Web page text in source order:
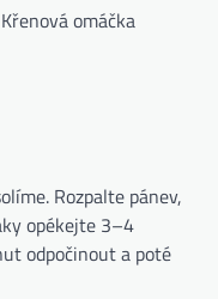
omáčka
Rozpalte pánev,
opékejte 3–4
odpočinout a poté